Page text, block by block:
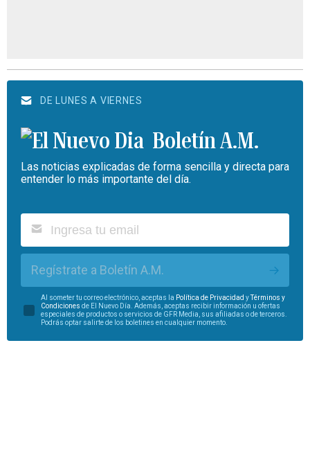
DE LUNES A VIERNES
Boletín A.M.
Las noticias explicadas de forma sencilla y directa para
entender lo más importante del día.
Regístrate a Boletín A.M.
Al someter tu correo electrónico, aceptas la Política de Privacidad y
Términos y
Condiciones de El Nuevo Día. Además, aceptas recibir información u ofertas
especiales de productos o servicios de GFR Media, sus afiliadas o de terceros.
Podrás optar salirte de los boletines en cualquier momento.